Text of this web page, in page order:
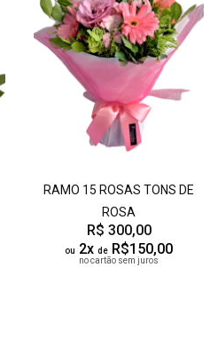
RAMO 15 ROSAS TONS DE
ROSA
R$ 300,00
ou 2x de R$150,00
no cartão sem juros